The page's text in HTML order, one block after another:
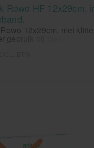
Rowo HF 12x29cm.
12x29cm. met
gebruik bij blessures.
spierscheuringen,